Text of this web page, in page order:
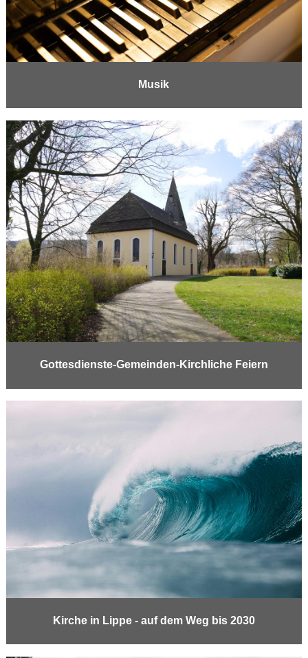
Musik
Gottesdienste-Gemeinden-Kirchliche Feiern
Kirche in Lippe - auf dem Weg bis 2030